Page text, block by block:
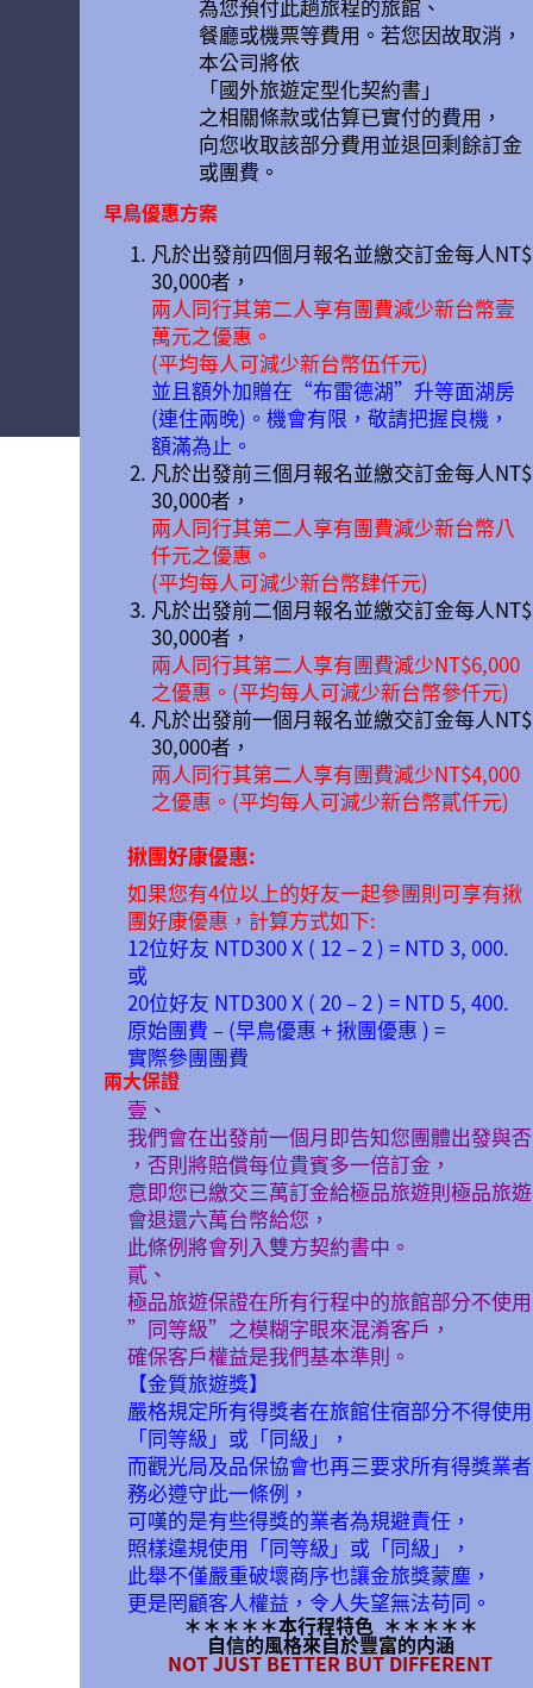
為您預付此趟旅程的旅館、
餐廳或機票等費用。若您因故取消，
本公司將依
「國外旅遊定型化契約書」
之相關條款或估算已實付的費用，
向您收取該部分費用並退回剩餘訂金
或團費。
早鳥優惠方案
凡於出發前四個月報名並繳交訂金每人NT$
30,000者，
兩人同行其第二人享有團費減少新台幣壹
萬元之優惠。
(平均每人可減少新台幣伍仟元)
並且額外加贈在“布雷德湖”升等面湖房
(連住兩晚)。機會有限，敬請把握良機，
額滿為止。
凡於出發前三個月報名並繳交訂金每人NT$
30,000者，
兩人同行其第二人享有團費減少新台幣八
仟元之優惠。
(平均每人可減少新台幣肆仟元)
凡於出發前二個月報名並繳交訂金每人NT$
30,000者，
兩人同行其第二人享有團費減少NT$6,000
之優惠。(平均每人可減少新台幣參仟元)
凡於出發前一個月報名並繳交訂金每人NT$
30,000者，
兩人同行其第二人享有團費減少NT$4,000
之優惠。(平均每人可減少新台幣貳仟元)
揪團好康優惠:
如果您有4位以上的好友一起參團則可享有揪
團好康優惠，計算方式如下:
12位好友 NTD300 X ( 12 – 2 ) = NTD 3, 000.
或
20位好友 NTD300 X ( 20 – 2 ) = NTD 5, 400.
原始團費 – (早鳥優惠 + 揪團優惠 ) =
實際參團團費
兩大保證
壹、
我們會在出發前一個月即告知您團體出發與否
，否則將賠償每位貴賓多一倍訂金，
意即您已繳交三萬訂金給極品旅遊則極品旅遊
會退還六萬台幣給您，
此條例將會列入雙方契約書中。
貳、
極品旅遊保證在所有行程中的旅館部分不使用
”同等級”之模糊字眼來混淆客戶，
確保客戶權益是我們基本準則。
【金質旅遊獎】
嚴格規定所有得獎者在旅館住宿部分不得使用
「同等級」或「同級」，
而觀光局及品保協會也再三要求所有得獎業者
務必遵守此一條例，
可嘆的是有些得獎的業者為規避責任，
照樣違規使用「同等級」或「同級」，
此舉不僅嚴重破壞商序也讓金旅獎蒙塵，
更是罔顧客人權益，令人失望無法苟同。
＊＊＊＊＊本行程特色 ＊＊＊＊＊
自信的風格來自於豐富的内涵
NOT JUST BETTER BUT DIFFERENT